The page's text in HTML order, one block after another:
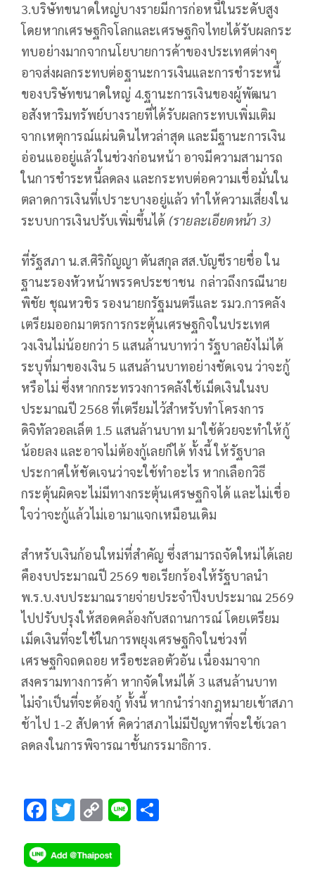
3.บริษัทขนาดใหญ่บางรายมีการก่อหนี้ในระดับสูง
โดยหากเศรษฐกิจโลกและเศรษฐกิจไทยได้รับผลกระ
ทบอย่างมากจากนโยบายการค้าของประเทศต่างๆ
อาจส่งผลกระทบต่อฐานะการเงินและการชำระหนี้
ของบริษัทขนาดใหญ่ 4.ฐานะการเงินของผู้พัฒนา
อสังหาริมทรัพย์บางรายที่ได้รับผลกระทบเพิ่มเติม
จากเหตุการณ์แผ่นดินไหวล่าสุด และมีฐานะการเงิน
อ่อนแออยู่แล้วในช่วงก่อนหน้า อาจมีความสามารถ
ในการชำระหนี้ลดลง และกระทบต่อความเชื่อมั่นใน
ตลาดการเงินที่เปราะบางอยู่แล้ว ทำให้ความเสี่ยงใน
ระบบการเงินปรับเพิ่มขึ้นได้ (รายละเอียดหน้า 3)
ที่รัฐสภา น.ส.ศิริกัญญา ตันสกุล สส.บัญชีรายชื่อ ใน
ฐานะรองหัวหน้าพรรคประชาชน กล่าวถึงกรณีนาย
พิชัย ชุณหวชิร รองนายกรัฐมนตรีและ รมว.การคลัง
เตรียมออกมาตรการกระตุ้นเศรษฐกิจในประเทศ
วงเงินไม่น้อยกว่า 5 แสนล้านบาทว่า รัฐบาลยังไม่ได้
ระบุที่มาของเงิน 5 แสนล้านบาทอย่างชัดเจน ว่าจะกู้
หรือไม่ ซึ่งหากกระทรวงการคลังใช้เม็ดเงินในงบ
ประมาณปี 2568 ที่เตรียมไว้สำหรับทำโครงการ
ดิจิทัลวอลเล็ต 1.5 แสนล้านบาท มาใช้ด้วยจะทำให้กู้
น้อยลง และอาจไม่ต้องกู้เลยก็ได้ ทั้งนี้ ให้รัฐบาล
ประกาศให้ชัดเจนว่าจะใช้ทำอะไร หากเลือกวิธี
กระตุ้นผิดจะไม่มีทางกระตุ้นเศรษฐกิจได้ และไม่เชื่อ
ใจว่าจะกู้แล้วไม่เอามาแจกเหมือนเดิม
สำหรับเงินก้อนใหม่ที่สำคัญ ซึ่งสามารถจัดใหม่ได้เลย
คืองบประมาณปี 2569 ขอเรียกร้องให้รัฐบาลนำ
พ.ร.บ.งบประมาณรายจ่ายประจำปีงบประมาณ 2569
ไปปรับปรุงให้สอดคล้องกับสถานการณ์ โดยเตรียม
เม็ดเงินที่จะใช้ในการพยุงเศรษฐกิจในช่วงที่
เศรษฐกิจถดถอย หรือชะลอตัวอัน เนื่องมาจาก
สงครามทางการค้า หากจัดใหม่ได้ 3 แสนล้านบาท
ไม่จำเป็นที่จะต้องกู้ ทั้งนี้ หากนำร่างกฎหมายเข้าสภา
ช้าไป 1-2 สัปดาห์ คิดว่าสภาไม่มีปัญหาที่จะใช้เวลา
ลดลงในการพิจารณาชั้นกรรมาธิการ.
F
e
b
T
tt
er
C
p
y
Li